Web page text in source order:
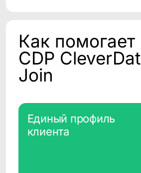
Построение сегментов
Получение данных о покупках,
заказах и поведении клиентов
на внешних платформах для
формирования полного
клиентского профиля.